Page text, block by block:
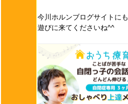
今川ホルンブログサイトにも
遊びに来てくださいね^^